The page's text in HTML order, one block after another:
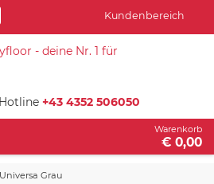
Kundenbereich
+43 4352 506050
Warenkorb
€ 0,00
Grau